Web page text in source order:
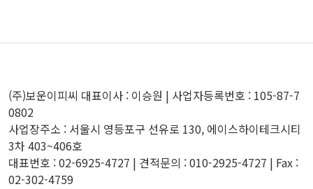
(주)보운이피씨 대표이사 : 이승원 | 사업자등록번호 : 105-87-7
0802
사업장주소 : 서울시 영등포구 선유로 130, 에이스하이테크시티
3차 403~406호
대표번호 : 02-6925-4727 | 견적문의 : 010-2925-4727 | Fax :
02-302-4759